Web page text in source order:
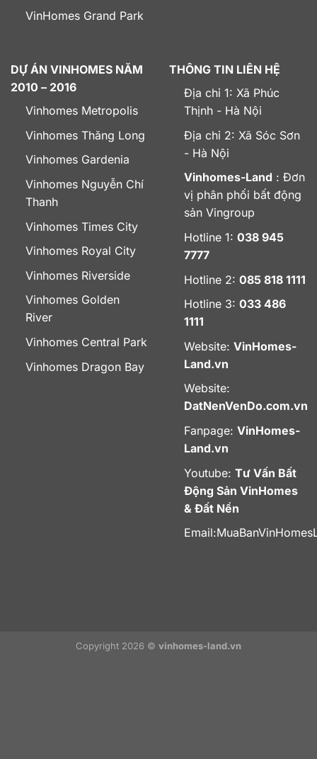
VinHomes Grand Park
DỰ ÁN VINHOMES NĂM
2010 – 2016
Vinhomes Metropolis
Vinhomes Thăng Long
Vinhomes Gardenia
Vinhomes Nguyễn Chí
Thanh
Vinhomes Times City
Vinhomes Royal City
Vinhomes Riverside
Vinhomes Golden
River
Vinhomes Central Park
Vinhomes Dragon Bay
THÔNG TIN LIÊN HỆ
Địa chỉ 1: Xã Phúc
Thịnh - Hà Nội
Địa chỉ 2: Xã Sóc Sơn
- Hà Nội
Vinhomes-Land : Đơn
vị phân phối bất động
sản Vingroup
Hotline 1: 038 945
7777
Hotline 2: 085 818 1111
Hotline 3: 033 486
1111
Website: VinHomes-
Land.vn
Website:
DatNenVenDo.com.vn
Fanpage: VinHomes-
Land.vn
Youtube: Tư Vấn Bất
Động Sản VinHomes
& Đất Nền
Email:
Copyright 2026 © vinhomes-land.vn